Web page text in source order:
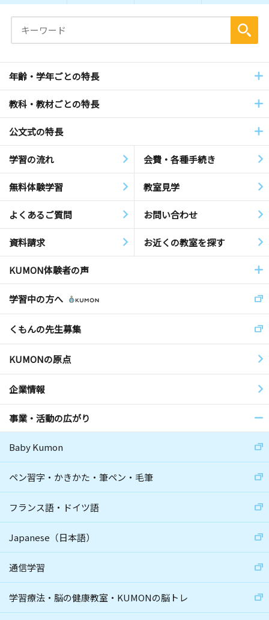
年齢・学年ごとの特長
教科・教材ごとの特長
公文式の特長
学習の流れ 会費・各種手続き
無料体験学習 教室見学
よくあるご質問 お問い合わせ
資料請求 お近くの教室を探す
KUMON体験者の声
学習中の方へ
くもんの先生募集
KUMONの原点
企業情報
事業・活動の広がり
Baby Kumon
ペン習字・かきかた・筆ペン・毛筆
フランス語・ドイツ語
Japanese（日本語）
通信学習
学習療法・脳の健康教室・KUMONの脳トレ